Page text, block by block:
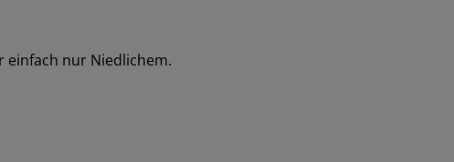
einfach nur Niedlichem.